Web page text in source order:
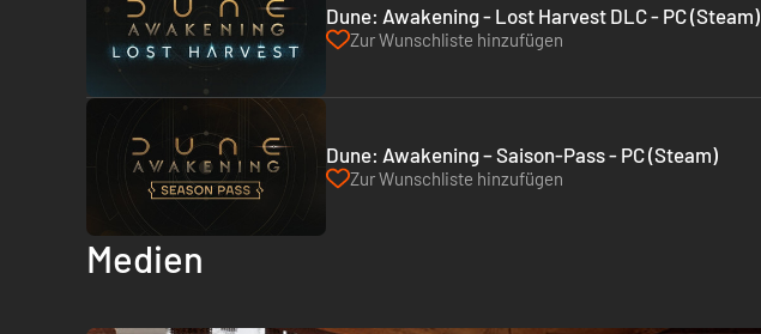
Dune: Awakening - Lost Harvest DLC - PC (Steam)
Zur Wunschliste hinzufügen
Dune: Awakening – Saison-Pass - PC (Steam)
Zur Wunschliste hinzufügen
Medien